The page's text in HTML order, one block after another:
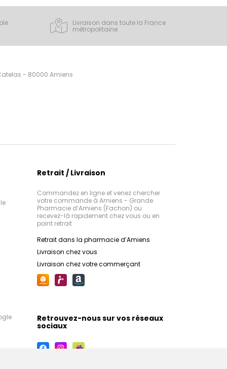
et réduiront ainsi
Livraison dans toute la France
métropolitaine
- 80000 Amiens
Retrait / Livraison
Commandez en ligne et venez chercher
votre commande à Amiens - Grande
Pharmacie d’Amiens (Fachon) ou
recevez-là rapidement chez vous ou en
point retrait
Retrait dans la pharmacie d’Amiens
Livraison chez vous
Livraison chez votre commerçant
Retrouvez-nous sur vos réseaux
sociaux